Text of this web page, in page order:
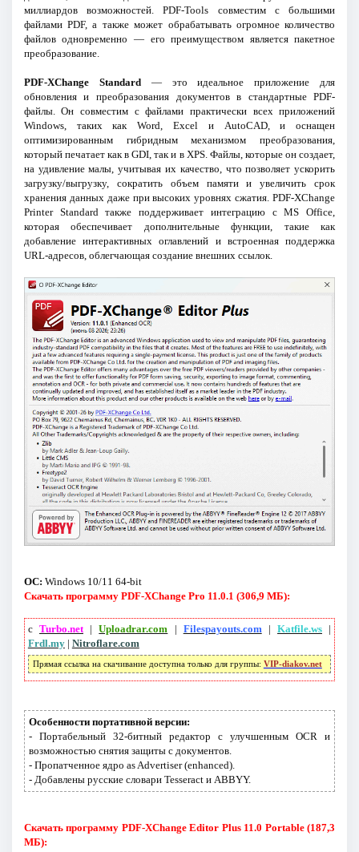
миллиардов возможностей. PDF-Tools совместим с большими
файлами PDF, а также может обрабатывать огромное количество
файлов одновременно — его преимуществом является пакетное
преобразование.
PDF-XChange Standard— это идеальное приложение для
обновления и преобразования документов в стандартные PDF-
файлы. Он совместим с файлами практически всех приложений
Windows, таких как Word, Excel и AutoCAD, и оснащен
оптимизированным гибридным механизмом преобразования,
который печатает как в GDI, так и в XPS. Файлы, которые он создает,
на удивление малы, учитывая их качество, что позволяет ускорить
загрузку/выгрузку, сократить объем памяти и увеличить срок
хранения данных даже при высоких уровнях сжатия. PDF-XChange
Printer Standard также поддерживает интеграцию с MS Office,
которая обеспечивает дополнительные функции, такие как
добавление интерактивных оглавлений и встроенная поддержка
URL-адресов, облегчающая создание внешних ссылок.
ОС: Windows 10/11 64-bit
Скачать программу PDF-XChange Pro 11.0.1 (306,9 МБ):
с Turbo.net|Uploadrar.com | Filespayouts.com|Katfile.ws |
Frdl.my| Nitroflare.com
Прямая ссылка на скачивание доступна только для группы: VIP-diakov.net
Особенности портативной версии:
- Портабельный 32-битный редактор с улучшенным OCR и
возможностью снятия защиты с документов.
- Пропатченное ядро as Advertiser (enhanced).
- Добавлены русские словари Tesseract и ABBYY.
Скачать программу PDF-XChange Editor Plus 11.0 Portable (187,3
МБ):